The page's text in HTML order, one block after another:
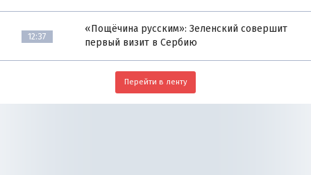
12:37
«Пощёчина русским»: Зеленский совершит
первый визит в Сербию
Перейти в ленту